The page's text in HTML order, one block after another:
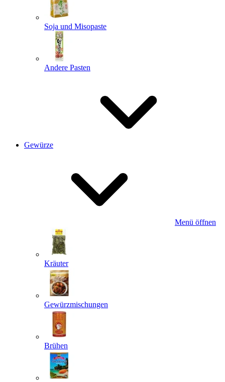
Soja und Misopaste
Andere Pasten
Gewürze
Menü öffnen
Kräuter
Gewürzmischungen
Brühen